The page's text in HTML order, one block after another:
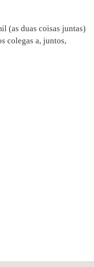
(as duas coisas juntas)
colegas a, juntos,